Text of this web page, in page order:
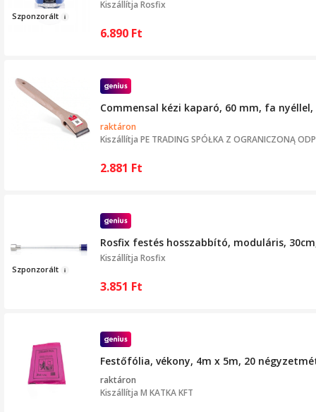
Szponzorált
Kiszállítja Rosfix
6.890 Ft
Commensal kézi kaparó, 60 mm, fa
raktáron
Kiszállítja PE TRADING SPÓŁKA Z OGRANICZONĄ
2.881 Ft
Szponzorált
Rosfix festés hosszabbító, moduláris,
Kiszállítja Rosfix
3.851 Ft
Festőfólia, vékony, 4m x 5m, 20
raktáron
Kiszállítja M KATKA KFT